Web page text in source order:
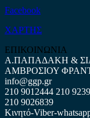
Facebook
ΧΑΡΤΗΣ
ΕΠΙΚΟΙΝΩΝΙΑ
Α.ΠΑΠΑΔΑΚΗ &
ΑΜΒΡΟΣΙΟΥ
info@ggp.gr
210 9012444 210
210 9026839
Κινητό-Viber-